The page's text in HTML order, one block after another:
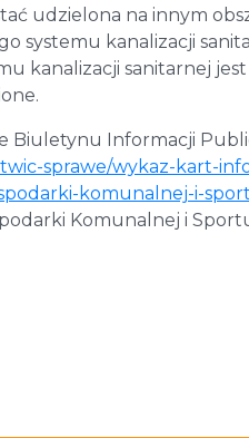
udzielona na innym
systemu kanalizacji
kanalizacji sanitarnej
Biuletynu Informacji
sprawe/wykaz-kart-
komunalnej-i-
Komunalnej i